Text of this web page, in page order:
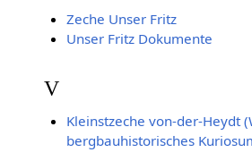
Zeche Unser Fritz
Unser Fritz Dokumente
V
Kleinstzeche von-der-Heydt
bergbauhistorisches